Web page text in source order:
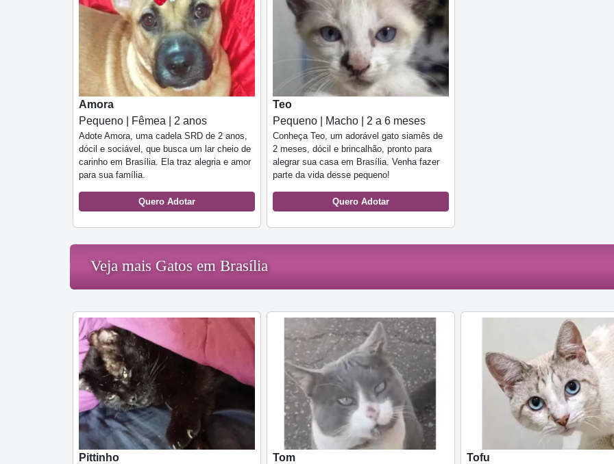
Amora
Pequeno | Fêmea | 2 anos
Adote Amora, uma cadela SRD de 2 anos,
dócil e sociável, que busca um lar cheio de
carinho em Brasília. Ela traz alegria e amor
para sua família.
Quero Adotar
Teo
Pequeno | Macho | 2 a 6 meses
Conheça Teo, um adorável gato siamês de
2 meses, dócil e brincalhão, pronto para
alegrar sua casa em Brasília. Venha fazer
parte da vida desse pequeno!
Quero Adotar
Veja mais Gatos em Brasília
Pittinho
Tom
Tofu